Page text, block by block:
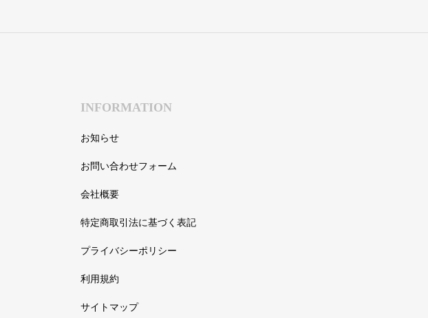
INFORMATION
お知らせ
お問い合わせフォーム
会社概要
特定商取引法に基づく表記
プライバシーポリシー
利用規約
サイトマップ